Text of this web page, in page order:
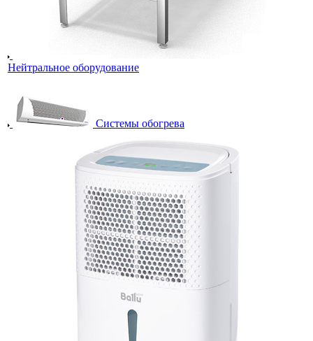
Нейтральное оборудование
Системы обогрева